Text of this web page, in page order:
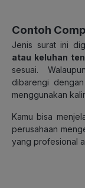
Contoh
Jenis surat ini
atau keluhan
sesuai.
dibarengi
menggunakan
Kamu bisa
perusahaan
yang profesional